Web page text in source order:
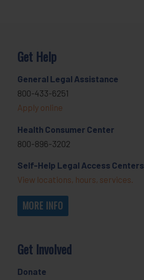
Get Help
General Legal Assistance
800-433-6251
Apply online
Health Consumer Center
800-896-3202
Self-Help Legal Access Centers
View locations, hours, services.
MORE INFO
Get Involved
Donate